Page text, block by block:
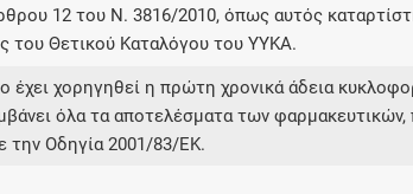
12 του Ν. 3816/2010, όπως αυτός
του Θετικού Καταλόγου του ΥΥΚΑ.
έχει χορηγηθεί η πρώτη χρονικά άδεια
όλα τα αποτελέσματα των φαρμακευτικών,
την Οδηγία 2001/83/ΕΚ.